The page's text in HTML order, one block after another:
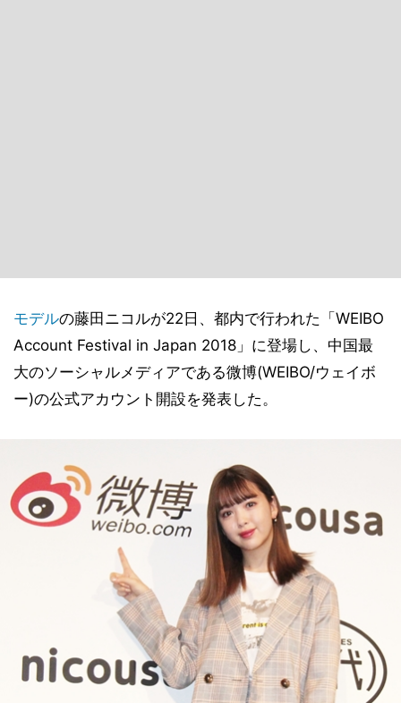
モデルの藤田ニコルが22日、都内で行われた「WEIBO
Account Festival in Japan 2018」に登場し、中国最
大のソーシャルメディアである微博(WEIBO/ウェイボ
ー)の公式アカウント開設を発表した。